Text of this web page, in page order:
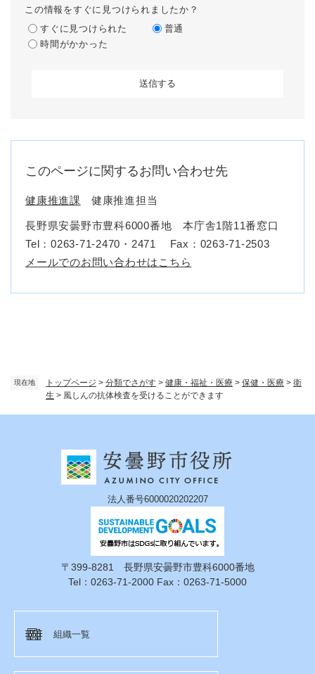
現在地 トップページ > 分類でさがす > 健康・福祉・医療 > 保健・医療 > 衛
生 > 風しんの抗体検査を受けることができます
この情報をすぐに見つけられましたか？
すぐに見つけられた
普通
時間がかかった
このページに関するお問い合わせ先
健康推進課 健康推進担当
長野県安曇野市豊科6000番地 本庁舎1階11番窓口
Tel：0263-71-2470・2471
Fax：0263-71-2503
メールでのお問い合わせはこちら
法人番号6000020202207
〒399-8281 長野県安曇野市豊科6000番地
Tel：0263-71-2000 Fax：0263-71-5000
組織一覧